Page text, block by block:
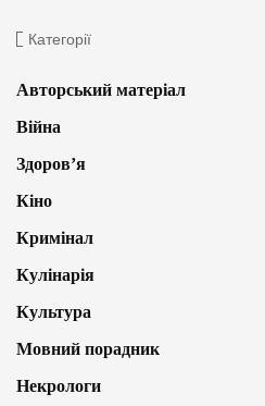
Категорії
Авторський матеріал
Війна
Здоров’я
Кіно
Кримінал
Кулінарія
Культура
Мовний порадник
Некрологи